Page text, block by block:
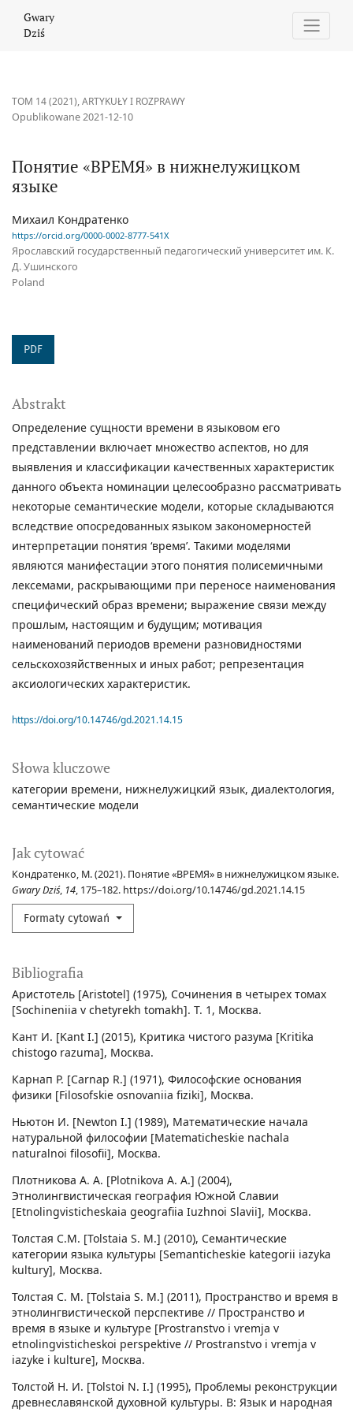
Gwary
Dziś
TOM 14 (2021),ARTYKUŁY I ROZPRAWY
Понятие «ВРЕМЯ» в нижнелужицком
языке
Opublikowane 2021-12-10
Михаил Кондратенко
https://orcid.org/0000-0002-8777-541X
Ярославский государственный педагогический университет им. К.
Д. Ушинского
Poland
PDF
Słowa kluczowe
категории времени нижнелужицкий язык диалектология
семантические модели
Jak cytować
Кондратенко, М. (2021). Понятие «ВРЕМЯ» в нижнелужицком языке.
Gwary Dziś, 14, 175–182. https://doi.org/10.14746/gd.2021.14.15
Formaty cytowań
Abstrakt
Определение сущности времени в языковом его
представлении включает множество аспектов, но для
выявления и классификации качественных характеристик
данного объекта номинации целесообразно рассматривать
некоторые семантические модели, которые складываются
вследствие опосредованных языком закономерностей
интерпретации понятия ‘время’. Такими моделями
являются манифестации этого понятия полисемичными
лексемами, раскрывающими при переносе наименования
специфический образ времени; выражение связи между
прошлым, настоящим и будущим; мотивация
наименований периодов времени разновидностями
сельскохозяйственных и иных работ; репрезентация
аксиологических характеристик.
https://doi.org/10.14746/gd.2021.14.15
Bibliografia
Аристотель [Aristotel] (1975), Сочинения в четырех томах
[Sochineniia v chetyrekh tomakh]. Т. 1, Москва.
Кант И. [Kant I.] (2015), Критика чистого разума [Kritika
chistogo razuma], Москва.
Карнап Р. [Carnap R.] (1971), Философские основания
физики [Filosofskie osnovaniia fiziki], Москва.
Ньютон И. [Newton I.] (1989), Математические начала
натуральной философии [Matematicheskie nachala
naturalnoi filosofii], Москва.
Плотникова А. А. [Plotnikova A. A.] (2004),
Этнолингвистическая география Южной Славии
[Etnolingvisticheskaia geografiia Iuzhnoi Slavii], Москва.
Толстая С.М. [Tolstaia S. M.] (2010), Семантические
категории языка культуры [Semanticheskie kategorii iazyka
kultury], Москва.
Толстая С. М. [Tolstaia S. M.] (2011), Пространство и время в
этнолингвистической перспективе // Пространство и
время в языке и культуре [Prostranstvo i vremja v
etnolingvisticheskoi perspektive // Prostranstvo i vremja v
iazyke i kulture], Москва.
Толстой Н. И. [Tolstoi N. I.] (1995), Проблемы реконструкции
древнеславянской духовной культуры. В: Язык и народная